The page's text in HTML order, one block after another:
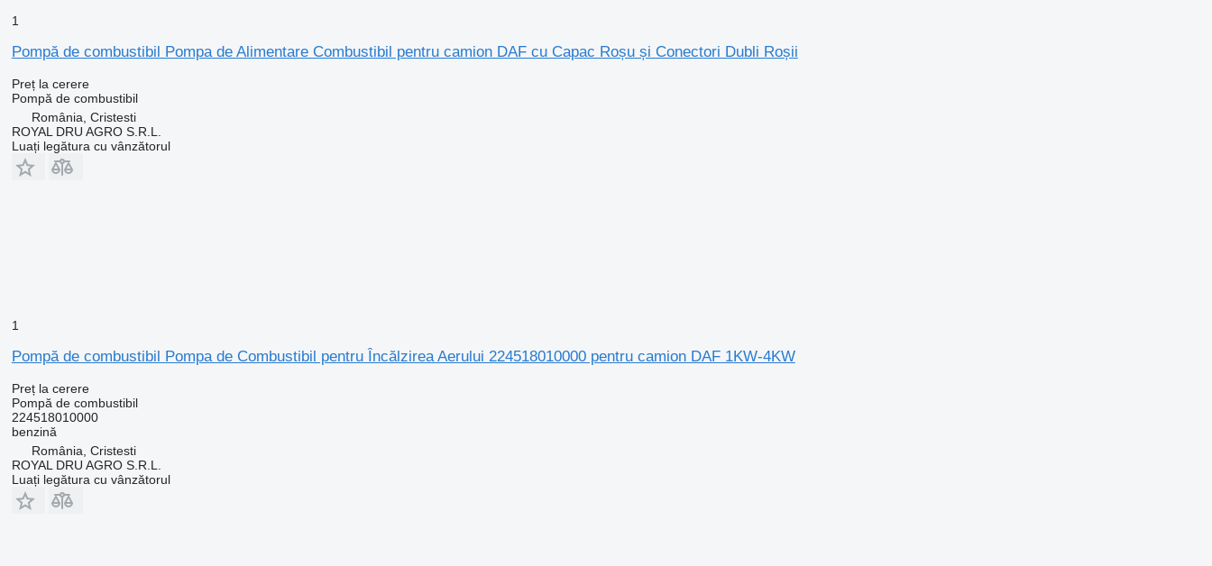
1
Pompă de combustibil Pompa de Alimentare Combustibil pentru camion DAF cu Capac Roșu și Conectori Dubli Roșii
Preț la cerere
Pompă de combustibil
România, Cristesti
ROYAL DRU AGRO S.R.L.
Luați legătura cu vânzătorul
1
Pompă de combustibil Pompa de Combustibil pentru Încălzirea Aerului 224518010000 pentru camion DAF 1KW-4KW
Preț la cerere
Pompă de combustibil
224518010000
benzină
România, Cristesti
ROYAL DRU AGRO S.R.L.
Luați legătura cu vânzătorul